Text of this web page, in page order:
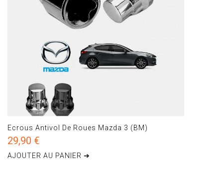
Ecrous Antivol De Roues Mazda 3 (BM)
29,90 €
AJOUTER AU PANIER ➔